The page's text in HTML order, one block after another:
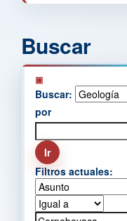
Buscar
Buscar:
por
Filtros actuales: